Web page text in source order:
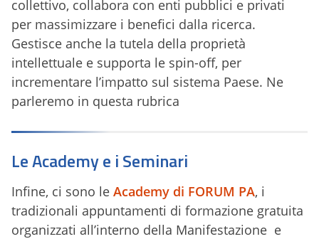
collettivo, collabora con enti pubblici e privati
per massimizzare i benefici dalla ricerca.
Gestisce anche la tutela della proprietà
intellettuale e supporta le spin-off, per
incrementare l’impatto sul sistema Paese. Ne
parleremo in questa rubrica
Le Academy e i Seminari
Infine, ci sono le Academy di FORUM PA, i
tradizionali appuntamenti di formazione gratuita
organizzati all’interno della Manifestazione e